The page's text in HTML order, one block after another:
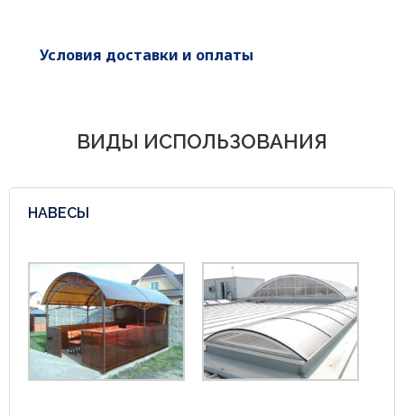
Условия доставки и оплаты
ВИДЫ ИСПОЛЬЗОВАНИЯ
НАВЕСЫ